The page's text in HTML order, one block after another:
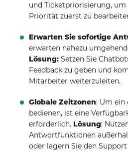
und Ticketpriorisierung,
Priorität zuerst zu
Erwarten Sie sofortige
erwarten nahezu
Lösung:Setzen Sie
Feedback zu geben und
Mitarbeiter weiterzuleiten.
Globale Zeitzonen: Um ein
bedienen, ist eine
erforderlich. Lösung:
Antwortfunktionen
oder lagern Sie den